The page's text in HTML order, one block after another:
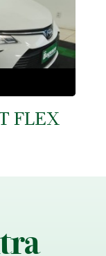
FLEX